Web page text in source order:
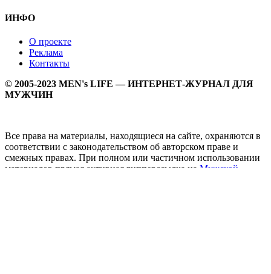
ИНФО
О проекте
Реклама
Контакты
© 2005-2023 MEN's LIFE — ИНТЕРНЕТ-ЖУРНАЛ ДЛЯ
МУЖЧИН
Все права на материалы, находящиеся на сайте, охраняются в
соответствии с законодательством об авторском праве и
смежных правах. При полном или частичном использовании
материалов прямая активная гипперссылка на Мужской